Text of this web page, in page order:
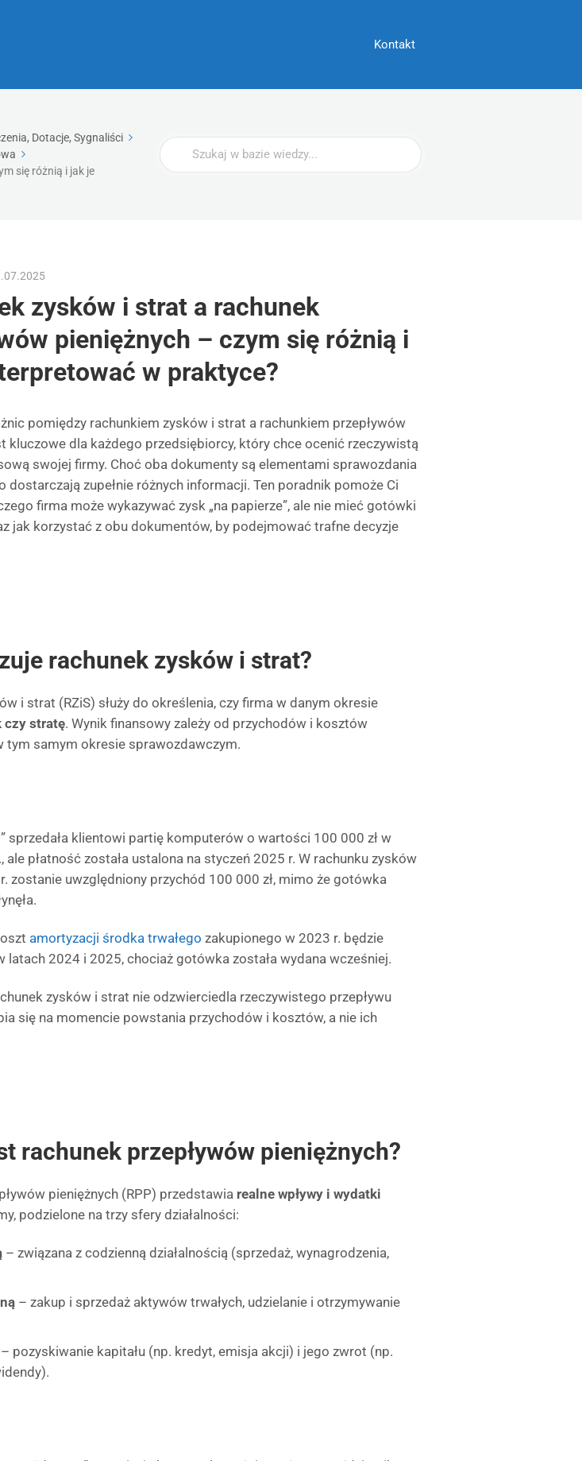
Kontakt
Dotacje, Sygnaliści
się różnią i jak je
Wyszukaj
zysków i strat a rachunek
pieniężnych – czym się różnią i
w praktyce?
pomiędzy rachunkiem zysków i strat a rachunkiem przepływów
kluczowe dla każdego przedsiębiorcy, który chce ocenić rzeczywistą
swojej firmy. Choć oba dokumenty są elementami sprawozdania
dostarczają zupełnie różnych informacji. Ten poradnik pomoże Ci
firma może wykazywać zysk „na papierze”, ale nie mieć gotówki
jak korzystać z obu dokumentów, by podejmować trafne decyzje
rachunek zysków i strat?
i strat (RZiS) służy do określenia, czy firma w danym okresie
czy stratę. Wynik finansowy zależy od przychodów i kosztów
tym samym okresie sprawozdawczym.
sprzedała klientowi partię komputerów o wartości 100 000 zł w
ale płatność została ustalona na styczeń 2025 r. W rachunku zysków
zostanie uwzględniony przychód 100 000 zł, mimo że gotówka
amortyzacji środka trwałego zakupionego w 2023 r. będzie
latach 2024 i 2025, chociaż gotówka została wydana wcześniej.
zysków i strat nie odzwierciedla rzeczywistego przepływu
się na momencie powstania przychodów i kosztów, a nie ich
rachunek przepływów pieniężnych?
pieniężnych (RPP) przedstawia realne wpływy i wydatki
podzielone na trzy sfery działalności:
– związana z codzienną działalnością (sprzedaż, wynagrodzenia,
– zakup i sprzedaż aktywów trwałych, udzielanie i otrzymywanie
– pozyskiwanie kapitału (np. kredyt, emisja akcji) i jego zwrot (np.